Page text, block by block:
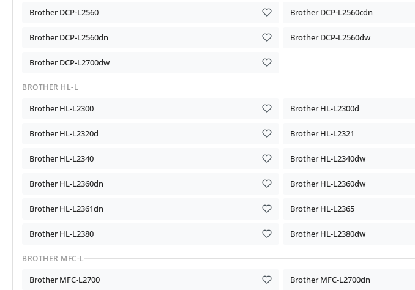
Brother DCP-L2560 Brother DCP-L2560cdn
Brother DCP-L2560dn Brother DCP-L2560dw
Brother DCP-L2700dw
BROTHER HL-L
Brother HL-L2300 Brother HL-L2300d
Brother HL-L2320d Brother HL-L2321
Brother HL-L2340 Brother HL-L2340dw
Brother HL-L2360dn Brother HL-L2360dw
Brother HL-L2361dn Brother HL-L2365
Brother HL-L2380 Brother HL-L2380dw
BROTHER MFC-L
Brother MFC-L2700 Brother MFC-L2700dn